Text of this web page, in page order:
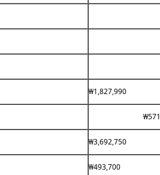
₩1,827,990
₩3,692,750
₩493,700